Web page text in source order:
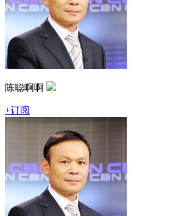
陈聪啊啊
+订阅